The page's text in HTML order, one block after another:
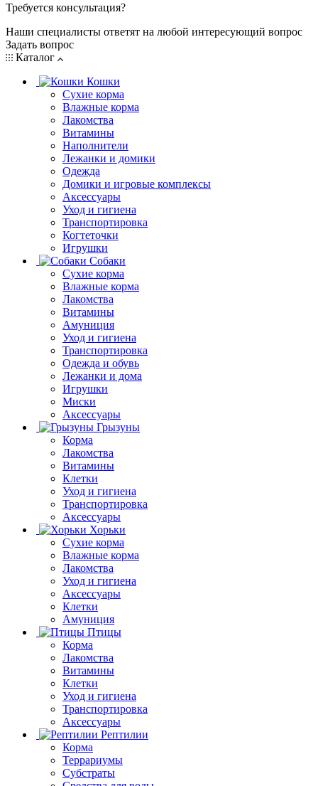
Требуется консультация?
Наши специалисты ответят на любой интересующий вопрос
Задать вопрос
Каталог
Кошки
Сухие корма
Влажные корма
Лакомства
Витамины
Наполнители
Лежанки и домики
Одежда
Домики и игровые комплексы
Аксессуары
Уход и гигиена
Транспортировка
Когтеточки
Игрушки
Собаки
Сухие корма
Влажные корма
Лакомства
Витамины
Амуниция
Уход и гигиена
Транспортировка
Одежда и обувь
Лежанки и дома
Игрушки
Миски
Аксессуары
Грызуны
Корма
Лакомства
Витамины
Клетки
Уход и гигиена
Транспортировка
Аксессуары
Хорьки
Сухие корма
Влажные корма
Лакомства
Уход и гигиена
Аксессуары
Клетки
Амуниция
Птицы
Корма
Лакомства
Витамины
Клетки
Уход и гигиена
Транспортировка
Аксессуары
Рептилии
Корма
Террариумы
Субстраты